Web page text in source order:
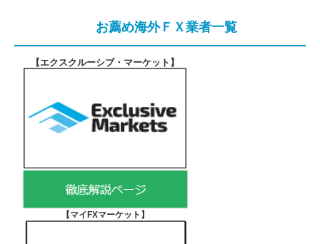
お薦め海外ＦＸ業者一覧
【エクスクルーシブ・マーケット 】
【マイFXマーケット 】